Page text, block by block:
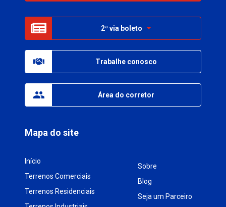
Mapa do site
Início
Terrenos Comerciais
Terrenos Residenciais
Sobre
Blog
Seja um Parceiro
2ª via boleto
Trabalhe conosco
Área do corretor